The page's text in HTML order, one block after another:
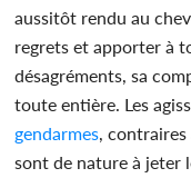
aussitôt rendu au
regrets et apporter à
désagréments, sa
toute entière. Les
gendarmes ,
sont de nature à jeter